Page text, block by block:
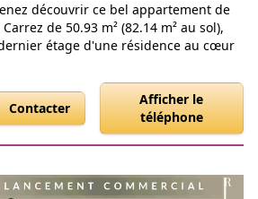
découvrir ce bel appartement de
de 50.93 m² (82.14 m² au sol),
étage d'une résidence au cœur
Contacter
Afficher le
téléphone